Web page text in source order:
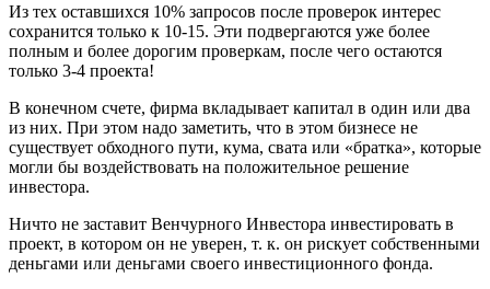
Из тех оставшихся 10% запросов после проверок интерес
сохранится только к 10-15. Эти подвергаются уже более
полным и более дорогим проверкам, после чего остаются
только 3-4 проекта!
В конечном счете, фирма вкладывает капитал в один или два
из них. При этом надо заметить, что в этом бизнесе не
существует обходного пути, кума, свата или «братка», которые
могли бы воздействовать на положительное решение
инвестора.
Ничто не заставит Венчурного Инвестора инвестировать в
проект, в котором он не уверен, т. к. он рискует собственными
деньгами или деньгами своего инвестиционного фонда.